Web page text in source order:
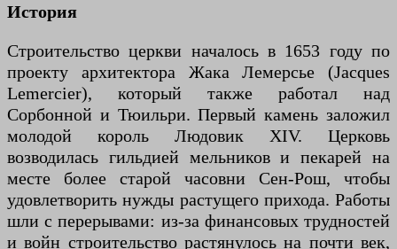
История
Строительство церкви началось в 1653 году по
проекту архитектора Жака Лемерсье (Jacques
Lemercier), который также работал над
Сорбонной и Тюильри. Первый камень заложил
молодой король Людовик XIV. Церковь
возводилась гильдией мельников и пекарей на
месте более старой часовни Сен-Рош, чтобы
удовлетворить нужды растущего прихода. Работы
шли с перерывами: из-за финансовых трудностей
и войн строительство растянулось на почти век,